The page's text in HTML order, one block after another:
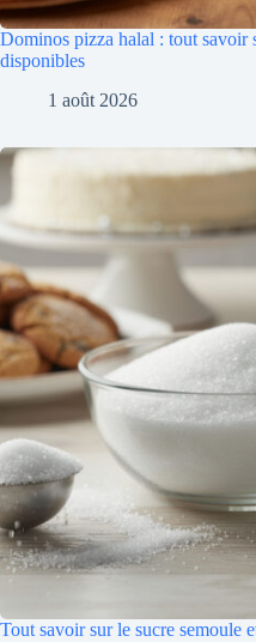
Dominos pizza halal : tout savoir
disponibles
1 août 2026
Tout savoir sur le sucre semoule